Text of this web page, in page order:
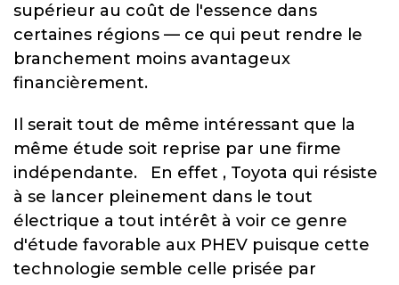
supérieur au coût de l'essence dans
certaines régions — ce qui peut rendre le
branchement moins avantageux
financièrement.
Il serait tout de même intéressant que la
même étude soit reprise par une firme
indépendante. En effet , Toyota qui résiste
à se lancer pleinement dans le tout
électrique a tout intérêt à voir ce genre
d'étude favorable aux PHEV puisque cette
technologie semble celle prisée par